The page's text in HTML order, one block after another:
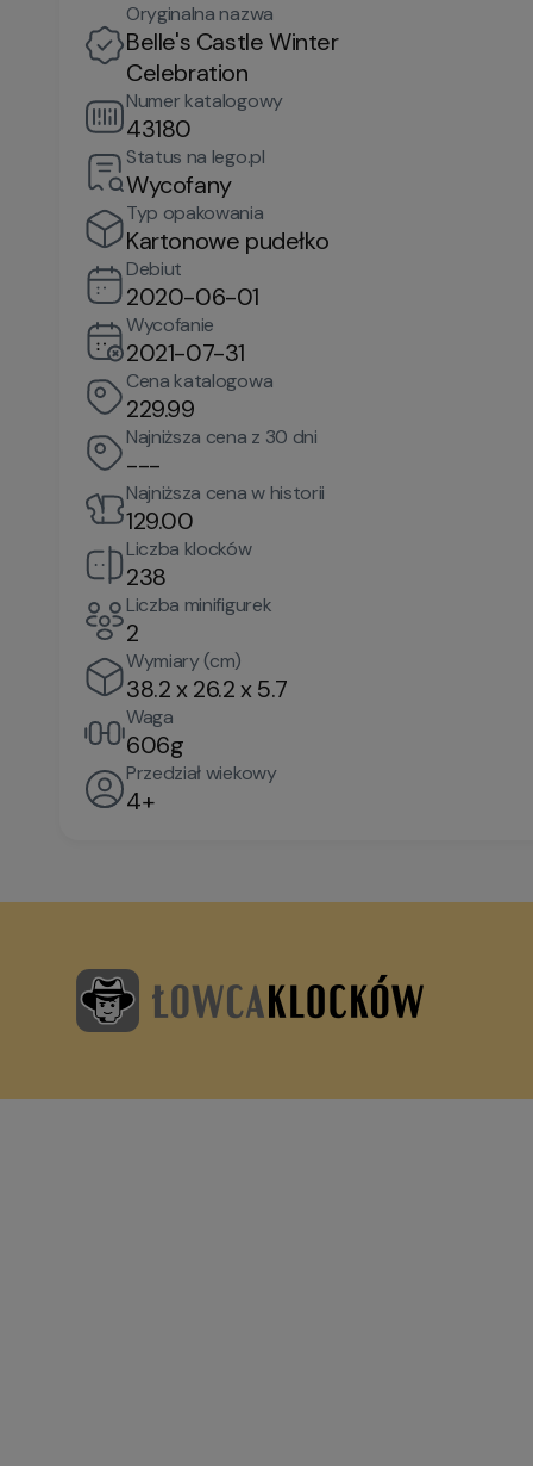
Oryginalna nazwa
Belle's Castle Winter
Celebration
Numer katalogowy
43180
Status na lego.pl
Wycofany
Typ opakowania
Kartonowe pudełko
Debiut
2020-06-01
Wycofanie
2021-07-31
Cena katalogowa
229.99
Najniższa cena z 30 dni
---
Najniższa cena w historii
129.00
Liczba klocków
238
Liczba minifigurek
2
Wymiary (cm)
38.2 x 26.2 x 5.7
Waga
606g
Przedział wiekowy
4+